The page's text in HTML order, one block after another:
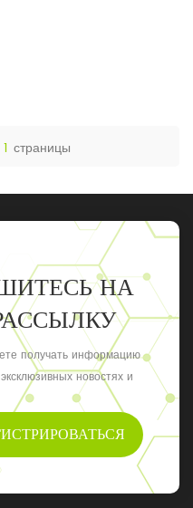
1 страницы
НА
получать информацию
новостях и
события